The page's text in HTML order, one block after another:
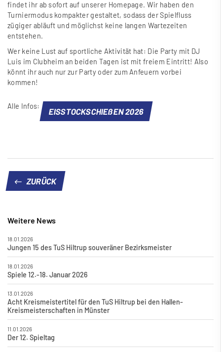
findet ihr ab sofort auf unserer Homepage. Wir haben den
Turniermodus kompakter gestaltet, sodass der Spielfluss
zügiger abläuft und möglichst keine langen Wartezeiten
entstehen.
Wer keine Lust auf sportliche Aktivität hat: Die Party mit DJ
Luis im Clubheim an beiden Tagen ist mit freiem Eintritt! Also
könnt ihr auch nur zur Party oder zum Anfeuern vorbei
kommen!
Alle Infos:
EISSTOCKSCHIEßEN 2026
ZURÜCK
Weitere News
18.01.2026
Jungen 15 des TuS Hiltrup souveräner Bezirksmeister
18.01.2026
Spiele 12.-18. Januar 2026
13.01.2026
Acht Kreismeistertitel für den TuS Hiltrup bei den Hallen-
Kreismeisterschaften in Münster
11.01.2026
Der 12. Spieltag